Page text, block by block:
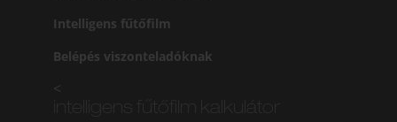
Intelligens fűtőfilm
Belépés viszonteladóknak
<